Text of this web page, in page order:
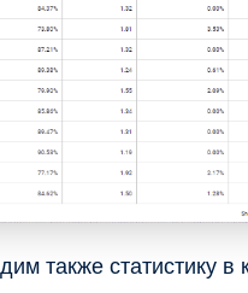
также статистику в